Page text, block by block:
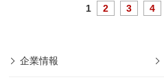
1 2 3 4
企業情報